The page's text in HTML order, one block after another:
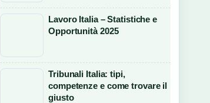
Lavoro Italia – Statistiche e
Opportunità 2025
Tribunali Italia: tipi,
competenze e come trovare il
giusto